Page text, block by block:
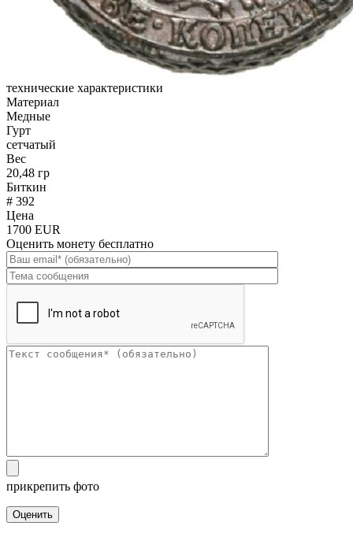
технические характеристики
Материал
Медные
Гурт
сетчатый
Вес
20,48 гр
Биткин
# 392
Цена
1700 EUR
Оценить монету бесплатно
прикрепить фото
Оценить